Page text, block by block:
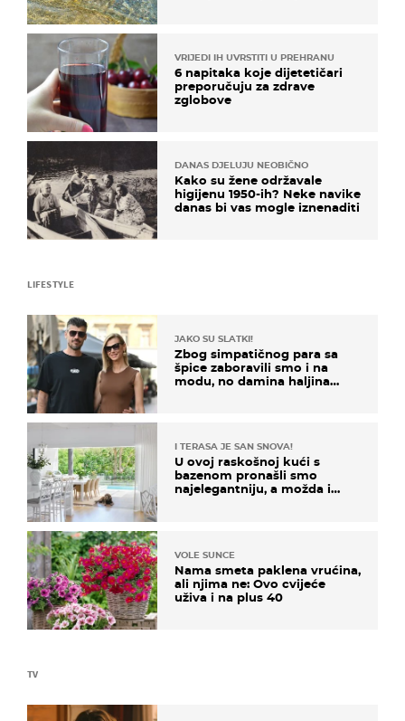
VRIJEDI IH UVRSTITI U PREHRANU
6 napitaka koje dijetetičari
preporučuju za zdrave
zglobove
DANAS DJELUJU NEOBIČNO
Kako su žene održavale
higijenu 1950-ih? Neke navike
danas bi vas mogle iznenaditi
TV
LIFESTYLE
JAKO SU SLATKI!
Zbog simpatičnog para sa
špice zaboravili smo i na
modu, no damina haljina
I TERASA JE SAN SNOVA!
U ovoj raskošnoj kući s
bazenom pronašli smo
najelegantniju, a možda i
VOLE SUNCE
Nama smeta paklena vrućina,
ali njima ne: Ovo cvijeće
uživa i na plus 40